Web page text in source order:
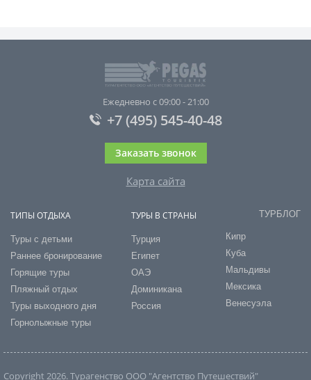
Ежедневно с 09:00 - 21:00
+7 (495) 545-40-48
Заказать звонок
Карта сайта
ТИПЫ ОТДЫХА
Туры с детьми
Раннее бронирование
Горящие туры
Пляжный отдых
Туры выходного дня
Горнолыжные туры
ТУРЫ В СТРАНЫ
Турция
Египет
ОАЭ
Доминикана
Россия
ТУРБЛОГ
Кипр
Куба
Мальдивы
Мексика
Венесуэла
Copyright 2026. Турагенство ООО "Агентство Путешествий"